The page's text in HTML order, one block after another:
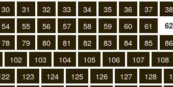
30 31 32 33 34 35 36 37 38
54 55 56 57 58 59 60 61 62
78 79 80 81 82 83 84 85 86
102 103 104 105 106 107 108
123 124 125 126 127 128